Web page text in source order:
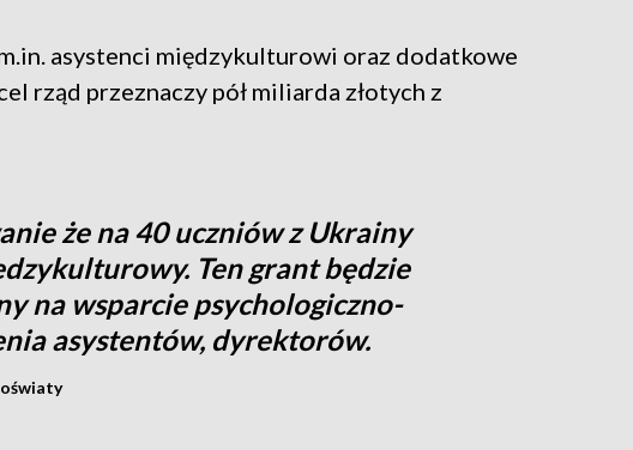
asystenci międzykulturowi oraz dodatkowe
rząd przeznaczy pół miliarda złotych z
że na 40 uczniów z Ukrainy
Ten grant będzie
na wsparcie psychologiczno-
asystentów, dyrektorów.